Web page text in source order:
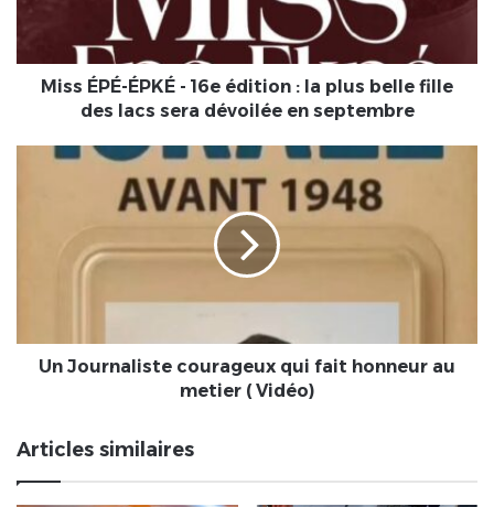
la
belleMiss ÉPÉ-ÉPKÉ - 16e édition : la plus belle fille
des lacs sera dévoilée en septembre
Vidéo)Un Journaliste courageux qui fait honneur au
metier ( Vidéo)
Articles similaires